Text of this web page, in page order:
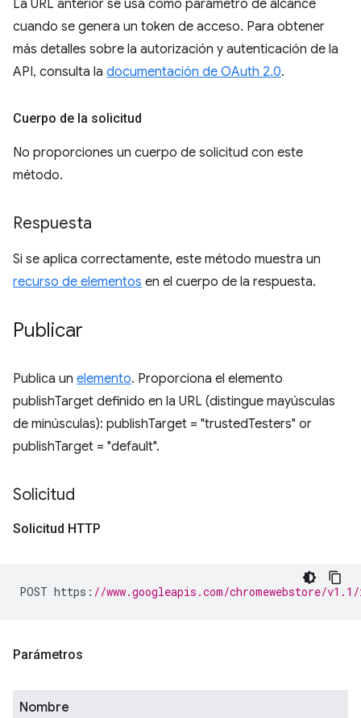
La URL anterior se usa como parámetro de alcance
cuando se genera un token de acceso. Para obtener
más detalles sobre la autorización y autenticación de la
API, consulta la documentación de OAuth 2.0.
Cuerpo de la solicitud
No proporciones un cuerpo de solicitud con este
método.
Respuesta
Si se aplica correctamente, este método muestra un
recurso de elementos en el cuerpo de la respuesta.
Publicar
Publica un elemento. Proporciona el elemento
publishTarget definido en la URL (distingue mayúsculas
de minúsculas): publishTarget = "trustedTesters" or
publishTarget = "default".
Solicitud
Solicitud HTTP
POST https : //www.googleapis.com/chromewebstore/
Parámetros
Nombre